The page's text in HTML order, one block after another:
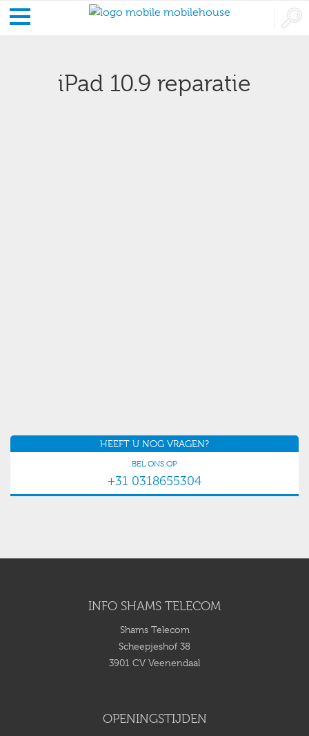
iPad 10.9 reparatie
HEEFT U NOG VRAGEN?
BEL ONS OP
+31 0318655304
INFO SHAMS TELECOM
Shams Telecom
Scheepjeshof 38
3901 CV Veenendaal
OPENINGSTIJDEN